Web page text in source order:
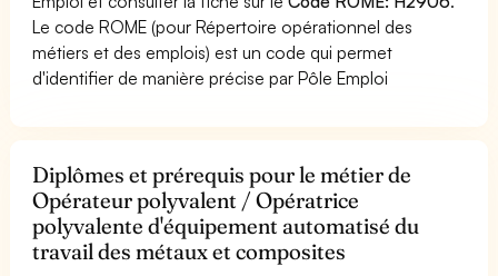
Le code ROME (pour Répertoire opérationnel des
métiers et des emplois) est un code qui permet
d'identifier de manière précise par Pôle Emploi
Diplômes et prérequis pour le métier de
Opérateur polyvalent / Opératrice
polyvalente d'équipement automatisé du
travail des métaux et composites